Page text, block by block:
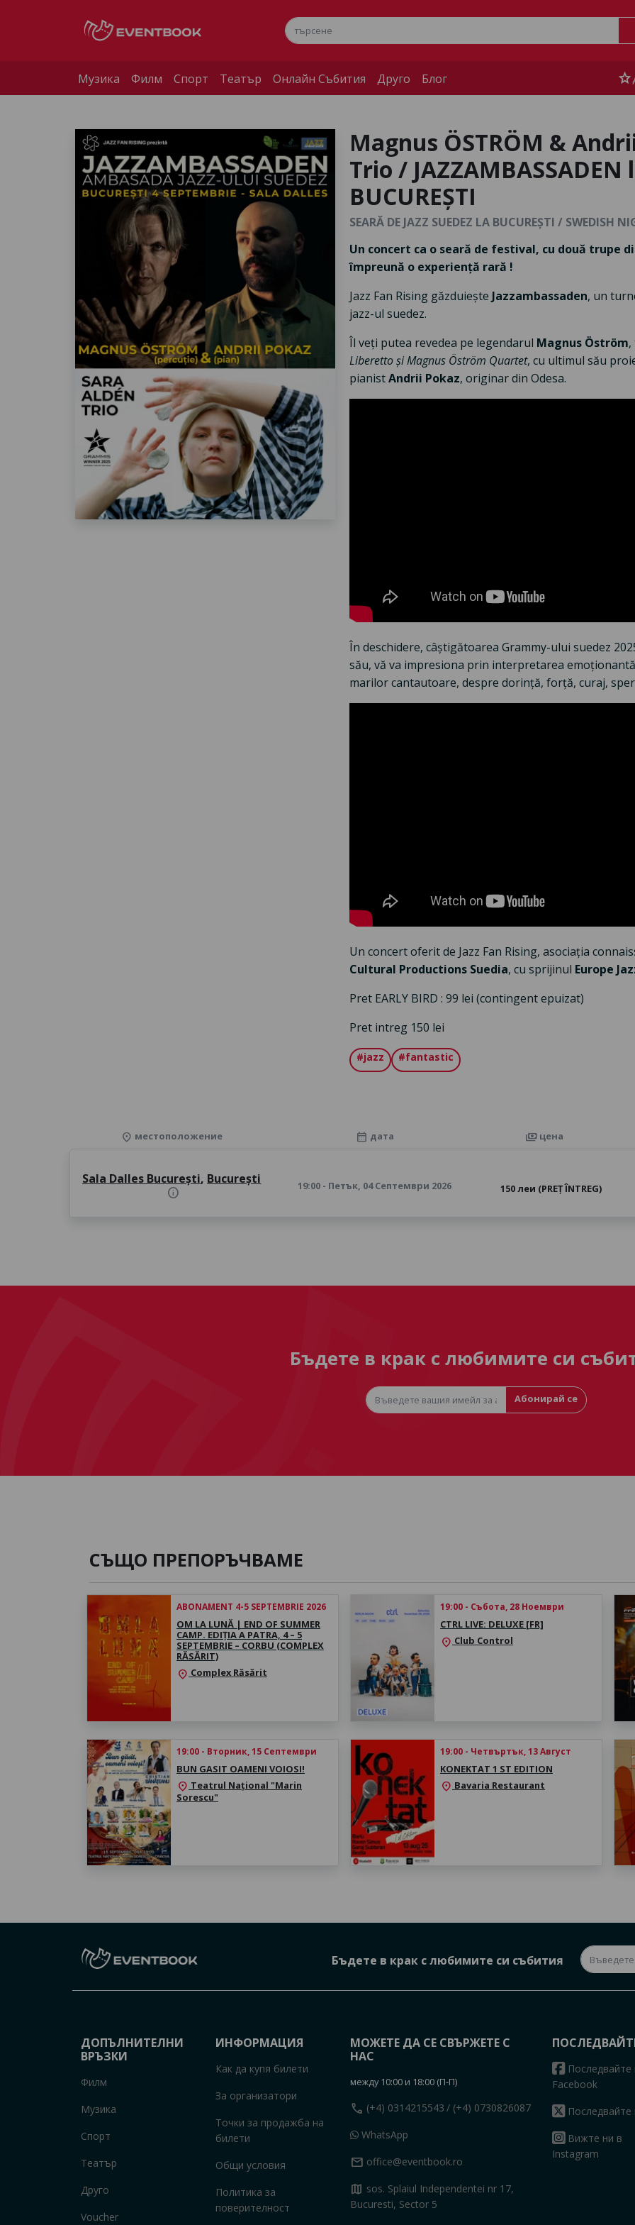
Музика Филм Спорт Театър Онлайн Събития Друго Блог star
Magnus ÖSTRÖM &
Trio / JAZZAMBASSADEN
BUCUREȘTI
SEARĂ DE JAZZ SUEDEZ LA BUCUREȘTI / SWEDISH
Un concert ca o seară de festival, cu două
împreună o experiență rară !
Jazz Fan Rising găzduiește Jazzambassaden, un
jazz-ul suedez.
Îl veți putea revedea pe legendarul Magnus Öström
Liberetto și Magnus Öström Quartet, cu ultimul său
pianistAndrii Pokaz, originar din Odesa.
În deschidere, câștigătoarea Grammy-ului suedez
său, vă va impresiona prin interpretarea
marilor cantautoare, despre dorință, forță, curaj,
Un concert oferit de Jazz Fan Rising, asociația
Cultural Productions Suedia, cu sprijinul Europe
Pret EARLY BIRD : 99 lei (contingent epuizat)
Pret intreg 150 lei
#jazz #fantastic
location_on местоположение calendar_month дата paymentsцена
Sala Dalles București, București
info 19:00 - Петък, 04 Септември 2026 150 леи (PREȚ ÎNTREG)
Бъдете в крак с любимите си
Абонирай се
СЪЩО ПРЕПОРЪЧВАМЕ
ABONAMENT 4-5 SEPTEMBRIE 2026
OM LA LUNĂ | END OF SUMMER
CAMP. EDIȚIA A PATRA, 4 – 5
SEPTEMBRIE – CORBU (COMPLEX
RĂSĂRIT)
location_on Complex Răsărit
19:00 - Събота, 28 Ноември
CTRL LIVE: DELUXE [FR]
location_on Club Control
19:00 - Вторник, 15 Септември
BUN GASIT OAMENI VOIOSI!
location_on Teatrul Național "Marin
Sorescu"
19:00 - Четвъртък, 13 Август
KONEKTAT 1 ST EDITION
location_on Bavaria Restaurant
Бъдете в крак с любимите си събития
ДОПЪЛНИТЕЛНИ
ВРЪЗКИ
Филм
Музика
Спорт
Театър
Друго
Voucher
ИНФОРМАЦИЯ
Как да купя билети
За организатори
Точки за продажба на
билети
Общи условия
Политика за
поверителност
МОЖЕТЕ ДА СЕ СВЪРЖЕТЕ С
НАС
между 10:00 и 18:00 (П-П)
call (+4) 0314215543 / (+4) 0730826087
WhatsApp
mail office@eventbook.ro
map sos. Splaiul Independentei nr 17,
Bucuresti, Sector 5
Facebook
Последвайте
Вижте ни в
Instagram